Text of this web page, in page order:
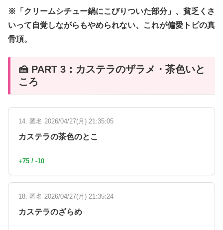
※「クリームシチュー鍋にこびりついた部分」、貧乏くさ
いって自覚しながらもやめられない、これが偏愛トピの真
骨頂。
🍰 PART 3：カステラのザラメ・茶色いと
ころ
14. 匿名 2026/04/27(月) 21:35:05
カステラの茶色のとこ
+75 / -10
18. 匿名 2026/04/27(月) 21:35:24
カステラのざらめ